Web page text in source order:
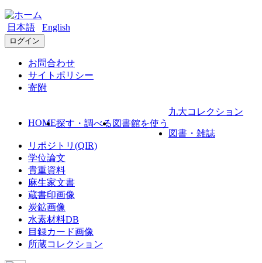
日本語 English
ログイン
お問合わせ
サイトポリシー
寄附
HOME探す・調べる 図書館を使う
九大コレクション
図書・雑誌
リポジトリ(QIR)
学位論文
貴重資料
麻生家文書
蔵書印画像
炭鉱画像
水素材料DB
目録カード画像
所蔵コレクション